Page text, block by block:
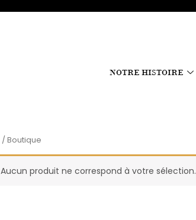
NOTRE HISTOIRE
/ Boutique
Aucun produit ne correspond à votre sélection.